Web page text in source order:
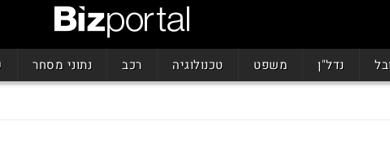
נדל"ן משפט טכנולוגיה רכב נתוני מסחר